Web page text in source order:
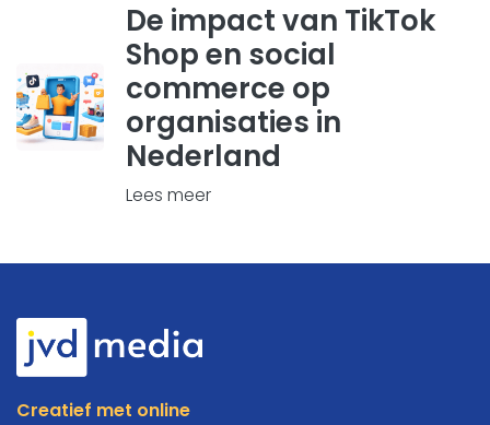
De impact van TikTok
Shop en social
commerce op
organisaties in
Nederland
Lees meer
Creatief met online